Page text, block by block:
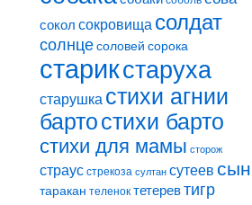
сокол сокровища солдат
солнцесоловей сорока
старикстаруха
старушка стихи агнии
бартостихи барто
стихи для мамы сторож
страус стрекоза султан сутеев сын
таракан теленок тетеревтигр